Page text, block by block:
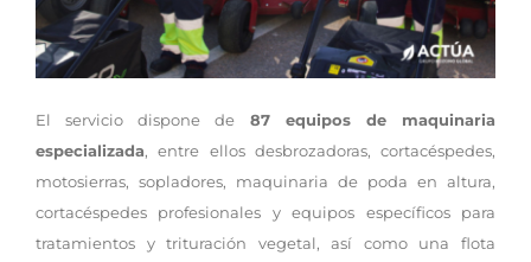
El servicio dispone de 87 equipos de maquinaria
especializada, entre ellos desbrozadoras, cortacéspedes,
motosierras, sopladores, maquinaria de poda en altura,
cortacéspedes profesionales y equipos específicos para
tratamientos y trituración vegetal, así como una flota